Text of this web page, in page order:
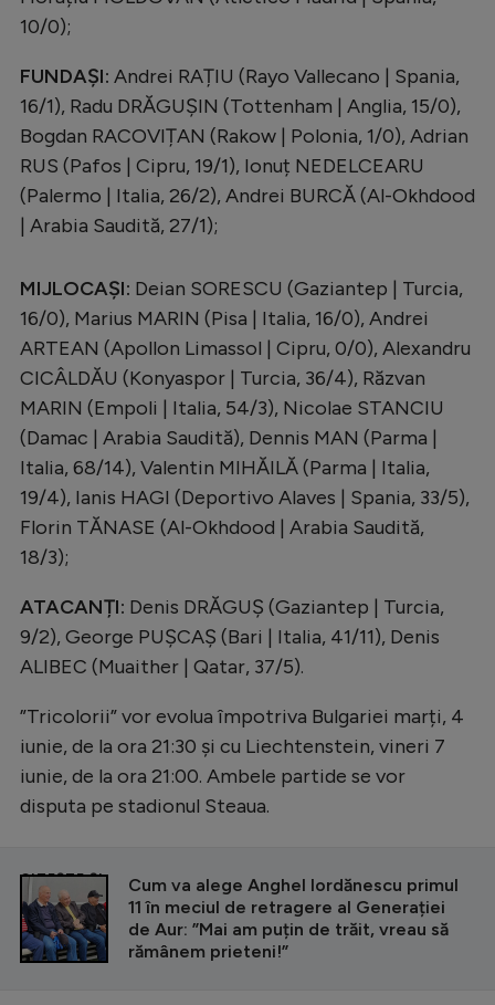
10/0);
FUNDAȘI: Andrei RAȚIU (Rayo Vallecano | Spania,
16/1), Radu DRĂGUȘIN (Tottenham | Anglia, 15/0),
Bogdan RACOVIȚAN (Rakow | Polonia, 1/0), Adrian
RUS (Pafos | Cipru, 19/1), Ionuț NEDELCEARU
(Palermo | Italia, 26/2), Andrei BURCĂ (Al-Okhdood
| Arabia Saudită, 27/1);
MIJLOCAȘI: Deian SORESCU (Gaziantep | Turcia,
16/0), Marius MARIN (Pisa | Italia, 16/0), Andrei
ARTEAN (Apollon Limassol | Cipru, 0/0), Alexandru
CICÂLDĂU (Konyaspor | Turcia, 36/4), Răzvan
MARIN (Empoli | Italia, 54/3), Nicolae STANCIU
(Damac | Arabia Saudită), Dennis MAN (Parma |
Italia, 68/14), Valentin MIHĂILĂ (Parma | Italia,
19/4), Ianis HAGI (Deportivo Alaves | Spania, 33/5),
Florin TĂNASE (Al-Okhdood | Arabia Saudită,
18/3);
ATACANȚI: Denis DRĂGUȘ (Gaziantep | Turcia,
9/2), George PUȘCAȘ (Bari | Italia, 41/11), Denis
ALIBEC (Muaither | Qatar, 37/5).
”Tricolorii” vor evolua împotriva Bulgariei marți, 4
iunie, de la ora 21:30 și cu Liechtenstein, vineri 7
iunie, de la ora 21:00. Ambele partide se vor
disputa pe stadionul Steaua.
CITEȘTE ȘI
Cum va alege Anghel Iordănescu primul
11 în meciul de retragere al Generației
de Aur: ”Mai am puțin de trăit, vreau să
rămânem prieteni!”